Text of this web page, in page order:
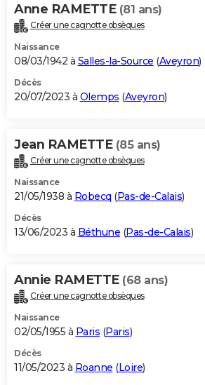
Anne RAMETTE (81 ans)
Créer une cagnotte obsèques
Naissance
08/03/1942 à Salles-la-Source (Aveyron)
Décès
20/07/2023 à Olemps (Aveyron)
Jean RAMETTE (85 ans)
Créer une cagnotte obsèques
Naissance
21/05/1938 à Robecq (Pas-de-Calais)
Décès
13/06/2023 à Béthune (Pas-de-Calais)
Annie RAMETTE (68 ans)
Créer une cagnotte obsèques
Naissance
02/05/1955 à Paris (Paris)
Décès
11/05/2023 à Roanne (Loire)